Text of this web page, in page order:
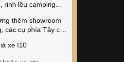
rinh lều camping
thêm showroom
các cụ phía Tây có
xe I10